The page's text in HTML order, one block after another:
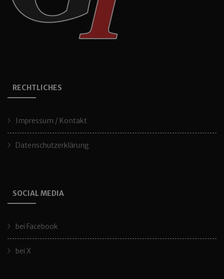
RECHTLICHES
Impressum / Kontakt
Datenschutzerklärung
SOCIAL MEDIA
bei Facebook
bei X